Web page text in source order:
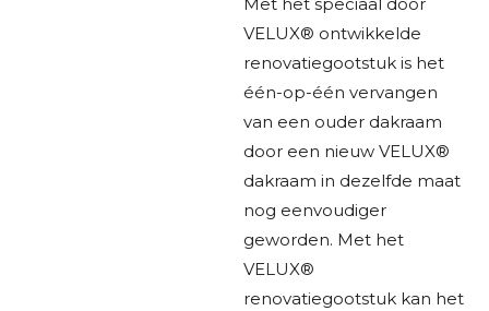
VELUX® ontwikkelde
renovatiegootstuk is het
één-op-één vervangen
van een ouder dakraam
door een nieuw VELUX®
dakraam in dezelfde maat
nog eenvoudiger
geworden. Met het
VELUX®
renovatiegootstuk kan het